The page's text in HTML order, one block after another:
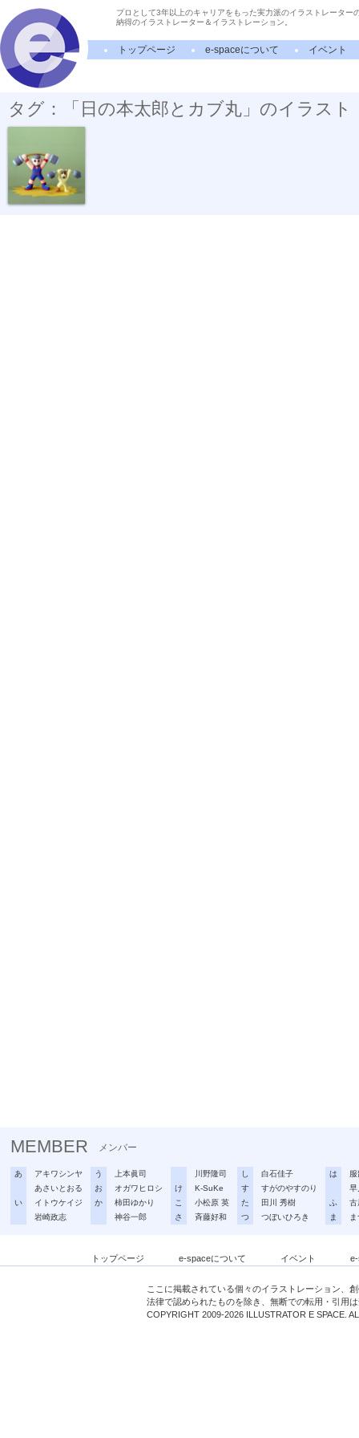
プロとして3年以上のキャリアをもった実力派のイラストレーター
納得のイラストレーター＆イラストレーション。
トップページ e-spaceについて イベント
タグ：「日の本太郎とカブ丸」のイラスト
株式にっぽん...
MEMBER メンバー
あ
アキワシンヤ
あさいとおる
い
イトウケイジ
岩崎政志
う
上本眞司
お
オガワヒロシ
か
柿田ゆかり
神谷一郎
川野隆司
け
K-SuKe
こ
小松原 英
さ
斉藤好和
し
白石佳子
す
すがのやすのり
た
田川 秀樹
つ
つぼいひろき
は
早
ふ
古
ま
トップページ e-spaceについて イベント
ここに掲載されている個々のイラストレーション、
法律で認められたものを除き、無断での転用・引用
COPYRIGHT 2009-2026 ILLUSTRATOR E SPACE.